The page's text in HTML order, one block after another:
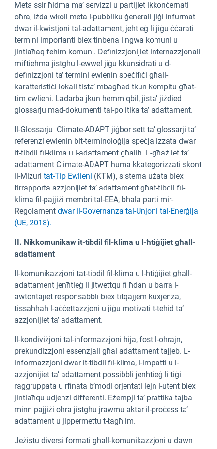
Meta ssir ħidma ma’ servizzi u partijiet ikkonċernati
oħra, iżda wkoll meta l-pubbliku ġenerali jiġi infurmat
dwar il-kwistjoni tal-adattament, jeħtieġ li jiġu ċċarati
termini importanti biex tinbena lingwa komuni u
jintlaħaq fehim komuni. Definizzjonijiet internazzjonali
miftiehma jistgħu l-ewwel jiġu kkunsidrati u d-
definizzjoni ta’ termini ewlenin speċifiċi għall-
karatteristiċi lokali tista’ mbagħad tkun kompitu għat-
tim ewlieni. Ladarba jkun hemm qbil, jista’ jiżdied
glossarju mad-dokumenti tal-politika ta’ adattament.
Il-Glossarju Climate-ADAPT jiġbor sett ta’ glossarji ta’
referenzi ewlenin bit-terminoloġija speċjalizzata dwar
it-tibdil fil-klima u l-adattament għalih. L-għażliet ta’
adattament Climate-ADAPT huma kkategorizzati skont
il-Miżuri tat-Tip Ewlieni (KTM), sistema użata biex
tirrapporta azzjonijiet ta’ adattament għat-tibdil fil-
klima fil-pajjiżi membri tal-EEA, bħala parti mir-
Regolament dwar il-Governanza tal-Unjoni tal-Enerġija
(UE, 2018).
II. Nikkomunikaw it-tibdil fil-klima u l-ħtiġijiet għall-
adattament
Il-komunikazzjoni tat-tibdil fil-klima u l-ħtiġijiet għall-
adattament jenħtieġ li jitwettqu fi ħdan u barra l-
awtoritajiet responsabbli biex titqajjem kuxjenza,
tissaħħaħ l-aċċettazzjoni u jiġu motivati t-teħid ta’
azzjonijiet ta’ adattament.
Il-kondiviżjoni tal-informazzjoni hija, fost l-oħrajn,
prekundizzjoni essenzjali għal adattament tajjeb. L-
informazzjoni dwar it-tibdil fil-klima, l-impatti u l-
azzjonijiet ta’ adattament possibbli jenħtieġ li tiġi
raggruppata u rfinata b’modi orjentati lejn l-utent biex
jintlaħqu udjenzi differenti. Eżempji ta’ prattika tajba
minn pajjiżi oħra jistgħu jrawmu aktar il-proċess ta’
adattament u jippermettu t-tagħlim.
Jeżistu diversi formati għall-komunikazzjoni u dawn